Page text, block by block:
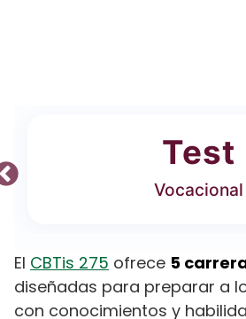
Test
Vocacional
El CBTis 275 ofrece 5
diseñadas para preparar a
con conocimientos y